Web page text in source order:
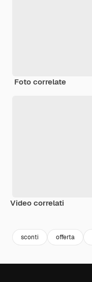
Foto correlate
Video correlati
sconti offerta